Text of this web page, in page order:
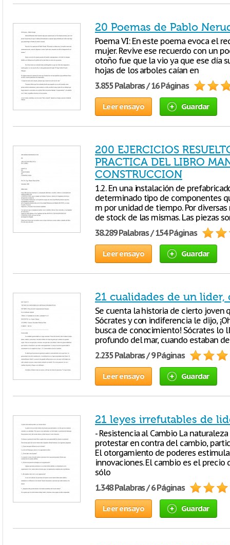
20 Poemas de Pablo
Poema VI: En este poema evoca el
mujer. Revive ese recuerdo con un
otoño fue que la vio ya que ese día
hojas de los arboles caían en
3.855 Palabras / 16 Páginas
Leer ensayo Guardar
200 EJERCICIOS
PRACTICA DEL LIBRO
CONSTRUCCION
1.2. En una instalación de
determinado tipo de componentes
m por unidad de tiempo. Por
de stock de las mismas. Las piezas
38.289 Palabras / 154 Páginas
Leer ensayo Guardar
21 cualidades de un lider,
Se cuenta la historia de cierto joven
Sócrates y con indiferencia le dijo,
busca de conocimiento! Sócrates lo
profundo del mar, cuando estaban
2.235 Palabras / 9 Páginas
Leer ensayo Guardar
21 leyes irrefutables de
- Resistencia al Cambio La
protestar en contra del cambio,
El otorgamiento de poderes
innovaciones. El cambio es el precio
sólo
1.348 Palabras / 6 Páginas
Leer ensayo Guardar